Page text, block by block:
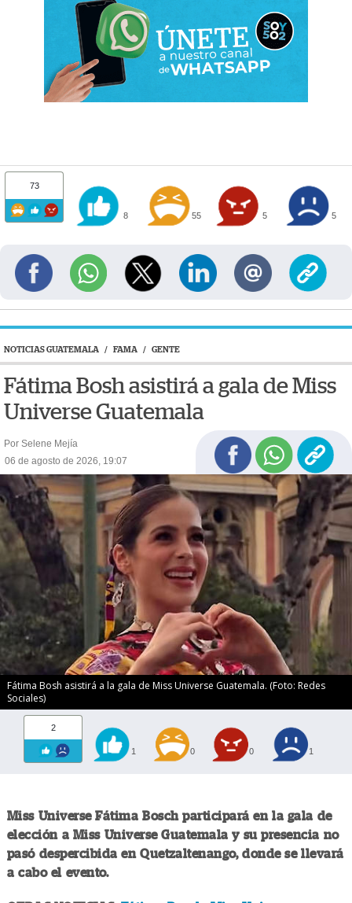
73
8 55 5 5
NOTICIAS GUATEMALA / FAMA / GENTE
Fátima Bosh asistirá a gala de Miss
Universe Guatemala
Por Selene Mejía
06 de agosto de 2026, 19:07
Fátima Bosh asistirá a la gala de Miss Universe Guatemala. (Foto: Redes
Sociales)
2
1 0 0 1
Miss Universe Fátima Bosch participará en la gala de
elección a Miss Universe Guatemala y su presencia no
pasó despercibida en Quetzaltenango, donde se llevará
a cabo el evento.